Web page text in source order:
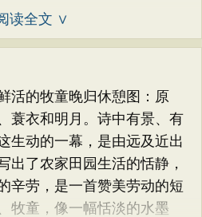
读全文 ∨
的牧童晚归休憩图：原
蓑衣和明月。诗中有景、有
生动的一幕，是由远及近出
出了农家田园生活的恬静，
辛劳，是一首赞美劳动的短
牧童，像一幅恬淡的水墨